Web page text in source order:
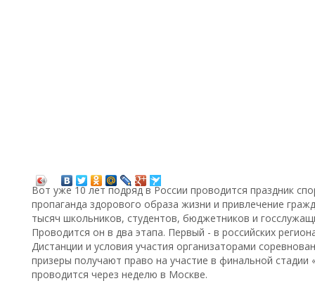
Вот уже 10 лет подряд в России проводится праздник
пропаганда здорового образа жизни и привлечение
тысяч школьников, студентов, бюджетников и
Проводится он в два этапа. Первый - в российских
Дистанции и условия участия организаторами
призеры получают право на участие в финальной
проводится через неделю в Москве.